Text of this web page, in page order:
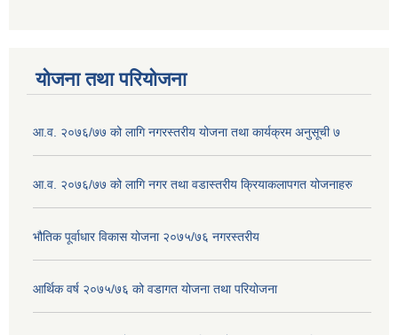
योजना तथा परियोजना
आ.व. २०७६/७७ को लागि नगरस्तरीय योजना तथा कार्यक्रम अनुसूची ७
आ.व. २०७६/७७ को लागि नगर तथा वडास्तरीय क्रियाकलापगत योजनाहरु
भौतिक पूर्वाधार विकास योजना २०७५/७६ नगरस्तरीय
आर्थिक वर्ष २०७५/७६ को वडागत योजना तथा परियोजना